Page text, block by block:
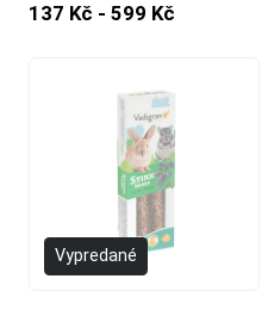
137 Kč - 599 Kč
Vypredané